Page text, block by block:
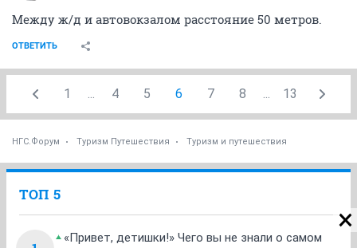
Между ж/д и автовокзалом расстояние 50 метров.
ОТВЕТИТЬ
1 4 5 6 7 8 13
НГС.Форум Туризм Путешествия Туризм и путешествия
ТОП 5
«Привет, детишки!» Чего вы не знали о самом